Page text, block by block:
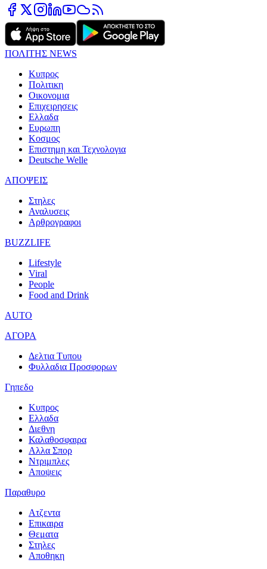
ΠΟΛΙΤΗΣ NEWS
Κυπρος
Πολιτικη
Οικονομια
Επιχειρησεις
Ελλαδα
Ευρωπη
Κοσμος
Επιστημη και Τεχνολογια
Deutsche Welle
ΑΠΟΨΕΙΣ
Στηλες
Αναλυσεις
Αρθρογραφοι
BUZZLIFE
Lifestyle
Viral
People
Food and Drink
AUTO
ΑΓΟΡΑ
Δελτια Τυπου
Φυλλαδια Προσφορων
Γηπεδο
Κυπρος
Ελλαδα
Διεθνη
Καλαθοσφαιρα
Αλλα Σπορ
Ντριμπλες
Αποψεις
Παραθυρο
Ατζεντα
Επικαιρα
Θεματα
Στηλες
Αποθηκη